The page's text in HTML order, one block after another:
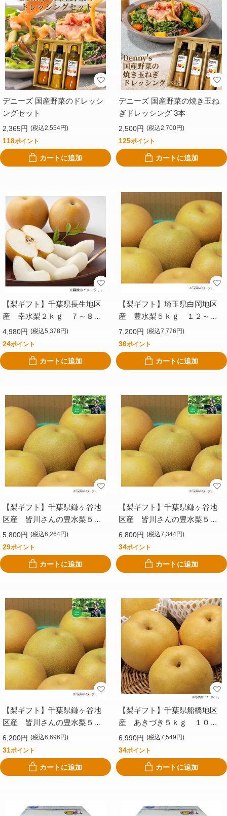
デニーズ 国産野菜のドレッシ
ングセット
2,365円 (税込2,554円)
118ポイント
カートに追加
デニーズ 国産野菜の焼き玉ね
ぎドレッシング 3本
2,500円 (税込2,700円)
125ポイント
カートに追加
【梨ギフト】千葉県長生地区
産 幸水梨２ｋｇ ７～８個
入 ＣＨＯＫ２Ｋ－７－８
4,980円 (税込5,378円)
24ポイント
カートに追加
【梨ギフト】埼玉県白岡地区
産 豊水梨５ｋｇ １２～１
４個入 ＳＨ５－１２－１４
7,200円 (税込7,776円)
36ポイント
カートに追加
【梨ギフト】千葉県鎌ヶ谷地
区産 皆川さんの豊水梨５ｋ
ｇ １６個入 ＭＨ５－１６
5,800円 (税込6,264円)
29ポイント
カートに追加
【梨ギフト】千葉県鎌ヶ谷地
区産 皆川さんの豊水梨５ｋ
ｇ １２個入 ＭＨ５－１２
6,800円 (税込7,344円)
34ポイント
カートに追加
【梨ギフト】千葉県鎌ヶ谷地
区産 皆川さんの豊水梨５ｋ
ｇ １４個入 ＭＨ５－１４
6,200円 (税込6,696円)
31ポイント
カートに追加
【梨ギフト】千葉県船橋地区
産 あきづき５ｋｇ １０～
１４個入 ＦＡ５－１０－１
４
6,990円 (税込7,549円)
34ポイント
カートに追加